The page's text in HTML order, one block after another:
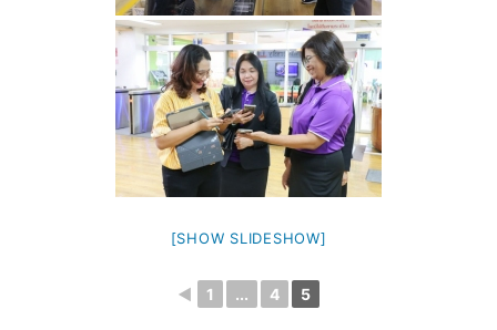
[SHOW SLIDESHOW]
◄ 1 ... 4 5